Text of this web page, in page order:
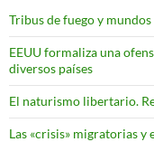
Tribus de fuego y
EEUU formaliza una
diversos países
El naturismo libertario.
Las «crisis» migratorias